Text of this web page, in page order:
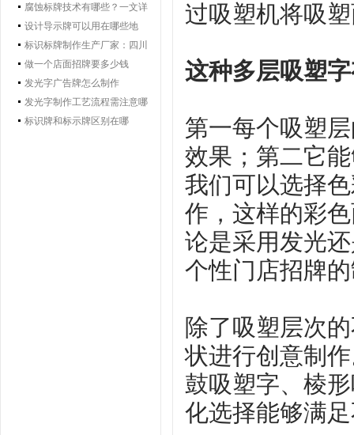
城市视觉新名片
腐蚀标牌技术有哪些？一文详
解行业主流工艺与应用
设计导示牌可以用在哪些地
方？
标识标牌制作生产厂家：四川
零贰捌广告公司的匠心之路
做一个店面招牌要多少钱
发光字广告牌怎么制作
发光字制作工艺流程需注意哪
些
标识牌和标示牌区别在哪
过吸塑机将吸
这种多层吸塑
第一每个吸塑
效果；第二它
我们可以选择
作，这样的彩
论是采用发光
个性门店招牌
除了吸塑层次
状进行创意制
鼓吸塑字、棱
化选择能够满